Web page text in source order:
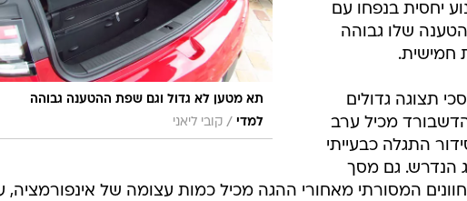
תא מטען לא גדול וגם שפת ההטענה גבוהה
למדי / קובי ליאני
יחסית בנפחו עם
שלו גבוהה
חמישית.
תצוגה גדולים
מכיל ערב
התגלה כבעייתי
הנדרש. גם מסך
המסורתי מאחורי ההגה מכיל כמות עצומה של אינפורמציה,